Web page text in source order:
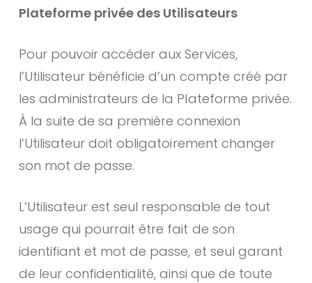
Plateforme privée des Utilisateurs
Pour pouvoir accéder aux Services,
l’Utilisateur bénéficie d’un compte créé par
les administrateurs de la Plateforme privée.
À la suite de sa première connexion
l’Utilisateur doit obligatoirement changer
son mot de passe.
L’Utilisateur est seul responsable de tout
usage qui pourrait être fait de son
identifiant et mot de passe, et seul garant
de leur confidentialité, ainsi que de toute